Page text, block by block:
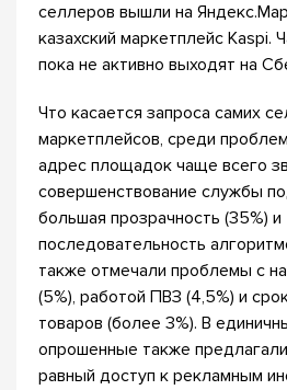
селлеров вышли на
казахский маркетплейс Kaspi.
пока не активно выходят на
Что касается запроса самих
маркетплейсов, среди
адрес площадок чаще всего
совершенствование службы
большая прозрачность (35%) и
последовательность
также отмечали проблемы с
(5%), работой ПВЗ (4,5%) и
товаров (более 3%). В
опрошенные также
равный доступ к рекламным